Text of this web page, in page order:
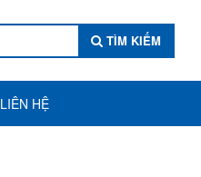
TÌM KIẾM
LIÊN HỆ